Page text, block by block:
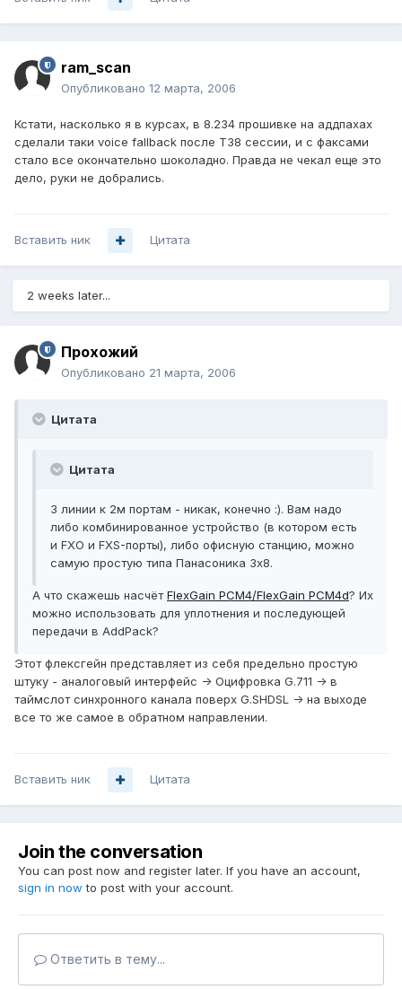
ram_scan
Опубликовано 12 марта, 2006
Кстати, насколько я в курсах, в 8.234 прошивке на аддпахах
сделали таки voice fallback после T38 сессии, и с факсами
стало все окончательно шоколадно. Правда не чекал еще это
дело, руки не добрались.
Вставить ник Цитата
2 weeks later...
Прохожий
Опубликовано 21 марта, 2006
Цитата
Цитата
3 линии к 2м портам - никак, конечно :). Вам надо
либо комбинированное устройство (в котором есть
и FXO и FXS-порты), либо офисную станцию, можно
самую простую типа Панасоника 3х8.
А что скажешь насчётFlexGain PCM4/FlexGain PCM4d? Их
можно использовать для уплотнения и последующей
передачи в AddPack?
Этот флексгейн представляет из себя предельно простую
штуку - аналоговый интерфейс -> Оцифровка G.711 -> в
таймслот синхронного канала поверх G.SHDSL -> на выходе
все то же самое в обратном направлении.
Вставить ник Цитата
Join the conversation
You can post now and register later. If you have an account,
sign in now to post with your account.
Ответить в тему...